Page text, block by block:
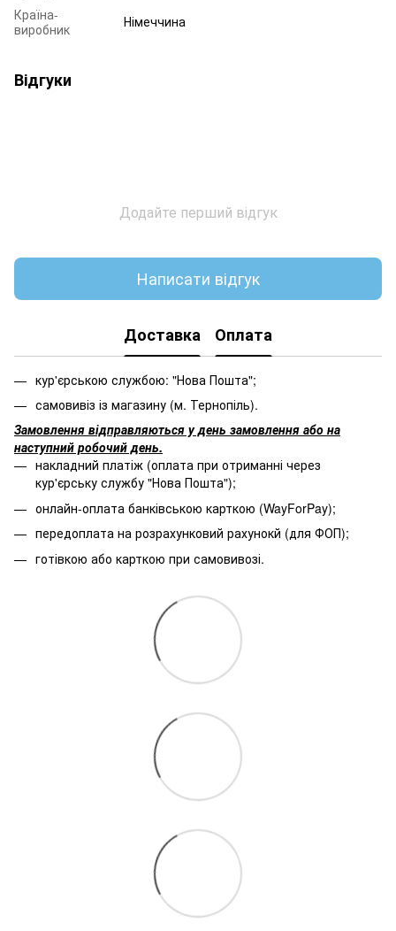
Країна-
виробник
Німеччина
Відгуки
Додайте перший відгук
Написати відгук
Доставка Оплата
кур'єрською службою: "Нова Пошта";
самовивіз із магазину (м. Тернопіль).
Замовлення відправляються у день замовлення або на
наступний робочий день.
накладний платіж (оплата при отриманні через
кур'єрську службу "Нова Пошта");
онлайн-оплата банківською карткою (WayForPay);
передоплата на розрахунковий рахунокй (для ФОП);
готівкою або карткою при самовивозі.